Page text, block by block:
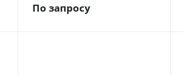
По запросу